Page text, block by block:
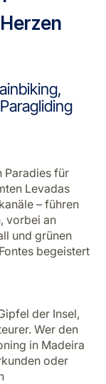
Paradies für
Levadas
– führen
vorbei an
und grünen
begeistert
der Insel,
Wer den
in Madeira
oder